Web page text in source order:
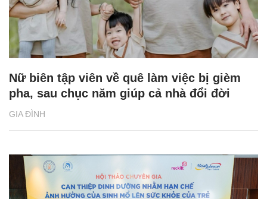
GIA ĐÌNH
Nữ biên tập viên về quê làm việc bị gièm
pha, sau chục năm giúp cả nhà đổi đời